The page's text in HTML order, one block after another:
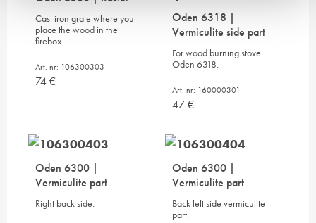
Cast iron grate where you
place the wood in the
firebox.
Art. nr: 106300303
74€
Oden 6318 |
Vermiculite side part
For wood burning stove
Oden 6318.
Art. nr: 160000301
47€
Oden 6300 |
Vermiculite part
Right back side.
Oden 6300 |
Vermiculite part
Back left side vermiculite
part.